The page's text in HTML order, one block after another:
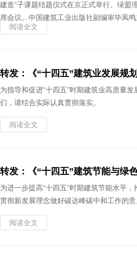
建造”子课题结题仪式在京正式举行。绿盟
席会议。中国建筑工业出版社副编审毕凤鸣
阅读全文
转发：《“十四五”建筑业发展规划
为指导和促进“十四五”时期建筑业高质量
们，请结合实际认真贯彻落实。
阅读全文
转发：《“十四五”建筑节能与绿
为进一步提高“十四五”时期建筑节能水平
贯彻新发展理念做好碳达峰碳中和工作的
阅读全文